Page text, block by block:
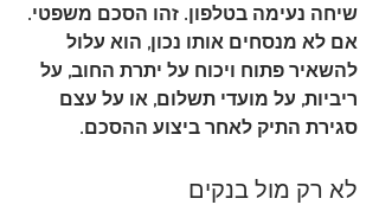
שיחה נעימה בטלפון. זהו הסכם משפטי.
אם לא מנסחים אותו נכון, הוא עלול
להשאיר פתוח ויכוח על יתרת החוב, על
ריביות, על מועדי תשלום, או על עצם
סגירת התיק לאחר ביצוע ההסכם.
לא רק מול בנקים